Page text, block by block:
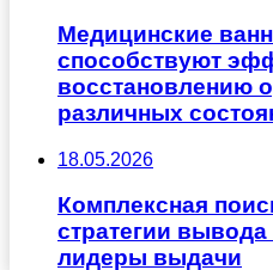
Медицинские
способствуют
восстановлению
различных
18.05.2026
Комплексная
стратегии
лидеры выдачи